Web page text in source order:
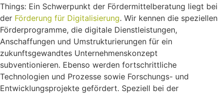
Things: Ein Schwerpunkt der Fördermittelberatung liegt bei
der Förderung für Digitalisierung. Wir kennen die speziellen
Förderprogramme, die digitale Dienstleistungen,
Anschaffungen und Umstrukturierungen für ein
zukunftsgewandtes Unternehmenskonzept
subventionieren. Ebenso werden fortschrittliche
Technologien und Prozesse sowie Forschungs- und
Entwicklungsprojekte gefördert. Speziell bei der